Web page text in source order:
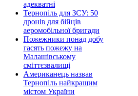
адекватні
Тернопіль для ЗСУ: 50
дронів для бійців
аеромобільної бригади
Пожежники понад добу
гасять пожежу на
Малашівському
сміттєзвалищі
Американець назвав
Тернопіль найкращим
містом України